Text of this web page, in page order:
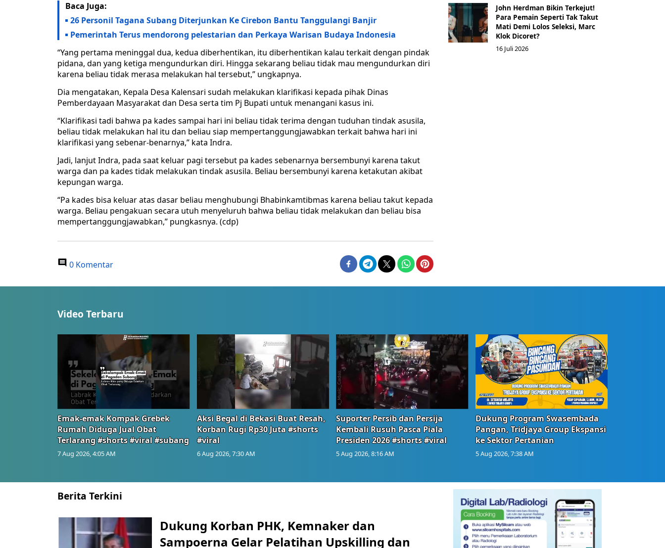
Baca Juga:
26 Personil Tagana Subang Diterjunkan Ke Cirebon Bantu Tanggulangi Banjir
Pemerintah Terus mendorong pelestarian dan Perkaya Warisan Budaya Indonesia
“Yang pertama meninggal dua, kedua diberhentikan, itu diberhentikan kalau terkait dengan pindak
pidana, dan yang ketiga mengundurkan diri. Hingga sekarang beliau tidak mau mengundurkan diri
karena beliau tidak merasa melakukan hal tersebut,” ungkapnya.
Dia mengatakan, Kepala Desa Kalensari sudah melakukan klarifikasi kepada pihak Dinas
Pemberdayaan Masyarakat dan Desa serta tim Pj Bupati untuk menangani kasus ini.
“Klarifikasi tadi bahwa pa kades sampai hari ini beliau tidak terima dengan tuduhan tindak asusila,
beliau tidak melakukan hal itu dan beliau siap mempertanggungjawabkan terkait bahwa hari ini
klarifikasi yang sebenar-benarnya,” kata Indra.
Jadi, lanjut Indra, pada saat keluar pagi tersebut pa kades sebenarnya bersembunyi karena takut
warga dan pa kades tidak melakukan tindak asusila. Beliau bersembunyi karena ketakutan akibat
kepungan warga.
“Pa kades bisa keluar atas dasar beliau menghubungi Bhabinkamtibmas karena beliau takut kepada
warga. Beliau pengakuan secara utuh menyeluruh bahwa beliau tidak melakukan dan beliau bisa
mempertanggungjawabkan,” pungkasnya. (cdp)
0 Komentar
John Herdman Bikin Terkejut!
Para Pemain Seperti Tak Takut
Mati Demi Lolos Seleksi, Marc
Klok Dicoret?
16 Juli 2026
Video Terbaru
Emak-emak Kompak Grebek
Rumah Diduga Jual Obat
Terlarang #shorts #viral #subang
7 Aug 2026, 4:05 AM
Aksi Begal di Bekasi Buat Resah,
Korban Rugi Rp30 Juta #shorts
#viral
6 Aug 2026, 7:30 AM
Suporter Persib dan Persija
Kembali Rusuh Pasca Piala
Presiden 2026 #shorts #viral
5 Aug 2026, 8:16 AM
Dukung Program Swasembada
Pangan, Tridjaya Group Ekspansi
ke Sektor Pertanian
5 Aug 2026, 7:38 AM
Berita Terkini
Dukung Korban PHK, Kemnaker dan
Sampoerna Gelar Pelatihan Upskilling dan